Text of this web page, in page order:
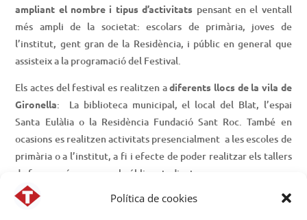
Política de cookies
ampliant el nombre i tipus d’activitats pensant en el ventall
més ampli de la societat: escolars de primària, joves de
l’institut, gent gran de la Residència, i públic en general que
assisteix a la programació del Festival.
Els actes del festival es realitzen adiferents llocs de la vila de
Gironella: La biblioteca municipal, el local del Blat, l’espai
Santa Eulàlia o la Residència Fundació Sant Roc. També en
ocasions es realitzen activitats presencialment a les escoles de
primària o a l’institut, a fi i efecte de poder realitzar els tallers
de forma més propera al públic estudiant.